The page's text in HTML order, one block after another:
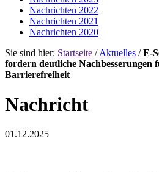
Nachrichten 2022
Nachrichten 2021
Nachrichten 2020
Sie sind hier: Startseite /Aktuelles /E-
fordern deutliche Nachbesserungen
Barrierefreiheit
Nachricht
01.12.2025